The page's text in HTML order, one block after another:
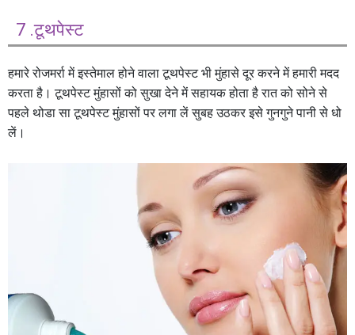
7 .टूथपेस्ट
हमारे रोजमर्रा में इस्तेमाल होने वाला टूथपेस्ट भी मुंहासे दूर करने में हमारी मदद
करता है। टूथपेस्ट मुंहासों को सुखा देने में सहायक होता है रात को सोने से
पहले थोडा सा टूथपेस्ट मुंहासों पर लगा लें सुबह उठकर इसे गुनगुने पानी से धो
लें।